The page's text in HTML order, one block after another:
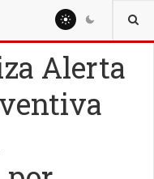
Alerta